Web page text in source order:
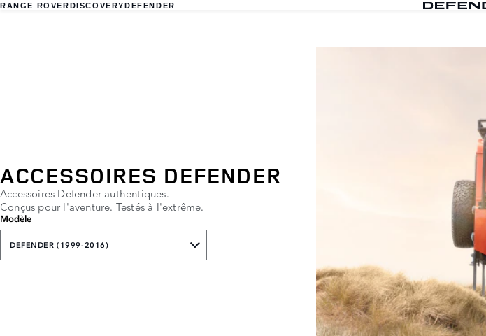
RANGE ROVERDISCOVERYDEFENDER
ACCESSOIRES DEFENDER
Accessoires Defender authentiques.
Conçus pour l'aventure. Testés à l'extrême.
Modèle
DEFENDER (1999-2016)